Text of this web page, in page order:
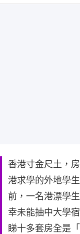
香港寸金尺土，
港求學的外地學
前，一名港漂學
幸未能抽中大學
睇十多套房全是